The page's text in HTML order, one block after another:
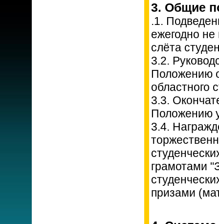
3. Общие
.1.
ежегодно
слёта
3.2.
Положению
областного
3.3.
Положению
3.4.
грамотами
призами